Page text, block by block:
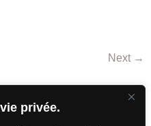
privée.
Next →
US ON